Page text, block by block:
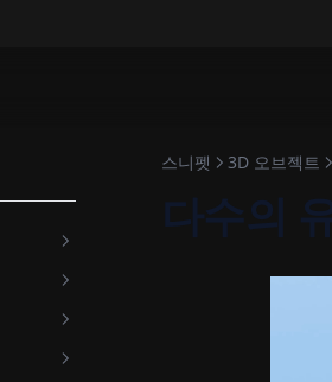
돌아가
스니펫 3D 오브젝트
다수의